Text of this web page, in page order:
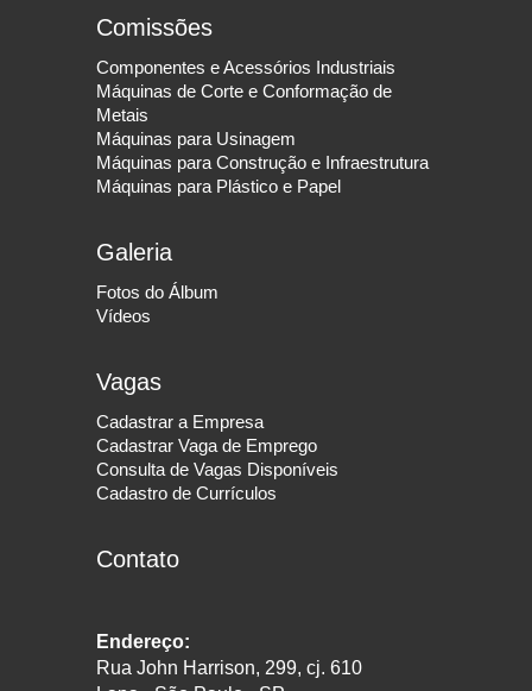
Comissões
Componentes e Acessórios Industriais
Máquinas de Corte e Conformação de
Metais
Máquinas para Usinagem
Máquinas para Construção e Infraestrutura
Máquinas para Plástico e Papel
Galeria
Fotos do Álbum
Vídeos
Vagas
Cadastrar a Empresa
Cadastrar Vaga de Emprego
Consulta de Vagas Disponíveis
Cadastro de Currículos
Contato
Endereço:
Rua John Harrison, 299, cj. 610